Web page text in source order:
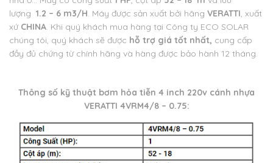
lượng 1.2 – 6 m3/H. Máy được sản xuất bởi hãng VERATTI, xuất
xứ CHINA. Khi quý khách mua hàng tại Công ty ECO SOLAR
chúng tôi, quý khách sẽ được hỗ trợ giá tốt nhất, cung cấp
đầy đủ chứng từ chính hãng và hàng được bảo hành 12 tháng.
Thông số kỹ thuật bơm hỏa tiễn 4 inch 220v cánh nhựa
VERATTI 4VRM4/8 – 0.75: